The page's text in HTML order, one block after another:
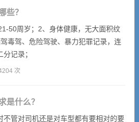
些？
50周岁；2、身体健康，无大面积纹
毒驾、危险驾驶、暴力犯罪记录，连
记录；
次
是什么？
不管对司机还是对车型都有要相对的要